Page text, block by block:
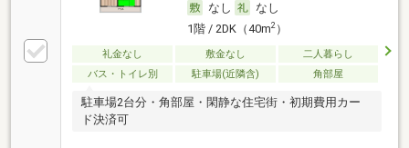
なし
なし
1階 / 2DK（40m2）
礼金なし 敷金なし
二人暮らし
バス・トイレ別
駐車場(近隣含) 角部屋
駐車場2台分・角部屋・閑静な住宅街・初期費用カー
ド決済可